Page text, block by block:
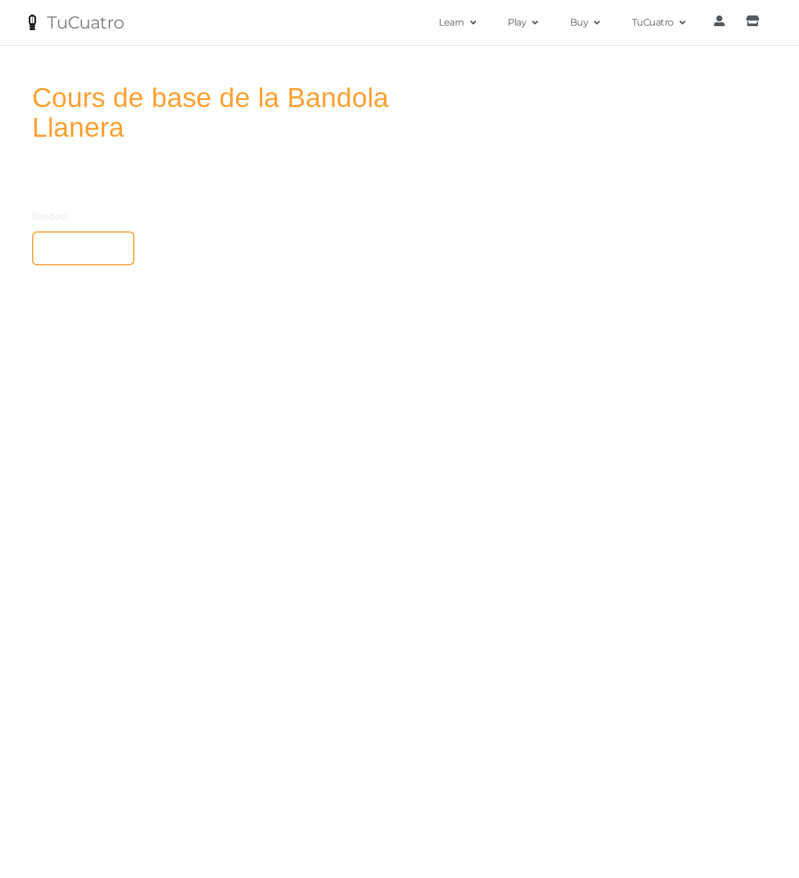
TuCuatro Learn Play Buy TuCuatro
Cours de base de la Bandola
Llanera
Bandola